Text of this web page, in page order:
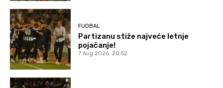
FUDBAL
Partizanu stiže najveće letnje
pojačanje!
7 Aug 2026. 20:52